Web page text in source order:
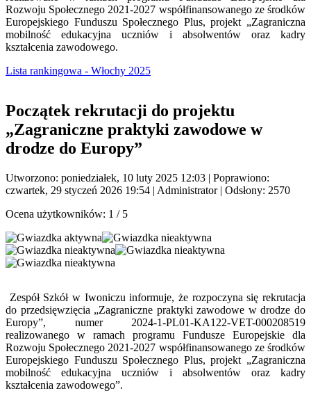
Rozwoju Społecznego 2021-2027 współfinansowanego ze środków
Europejskiego Funduszu Społecznego Plus, projekt „Zagraniczna
mobilność edukacyjna uczniów i absolwentów oraz kadry
kształcenia zawodowego.
Lista rankingowa - Włochy 2025
Początek rekrutacji do projektu
„Zagraniczne praktyki zawodowe w
drodze do Europy”
Utworzono: poniedziałek, 10 luty 2025 12:03 | Poprawiono:
czwartek, 29 styczeń 2026 19:54 | Administrator| Odsłony: 2570
Ocena użytkowników: 1 / 5
Zespół Szkół w Iwoniczu informuje, że rozpoczyna się rekrutacja
do przedsięwzięcia „Zagraniczne praktyki zawodowe w drodze do
Europy”, numer 2024-1-PL01-KA122-VET-000208519
realizowanego w ramach programu Fundusze Europejskie dla
Rozwoju Społecznego 2021-2027 współfinansowanego ze środków
Europejskiego Funduszu Społecznego Plus, projekt „Zagraniczna
mobilność edukacyjna uczniów i absolwentów oraz kadry
kształcenia zawodowego”.